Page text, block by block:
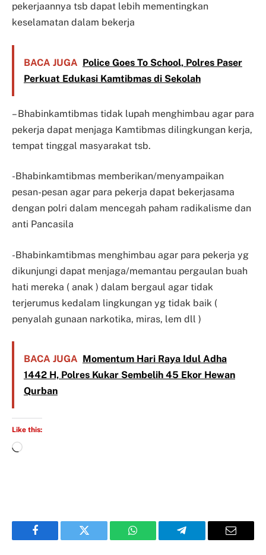
pekerjaannya tsb dapat lebih mementingkan
keselamatan dalam bekerja
BACA JUGA Police Goes To School, Polres Paser
Perkuat Edukasi Kamtibmas di Sekolah
– Bhabinkamtibmas tidak lupah menghimbau agar para
pekerja dapat menjaga Kamtibmas dilingkungan kerja,
tempat tinggal masyarakat tsb.
-Bhabinkamtibmas memberikan/menyampaikan
pesan-pesan agar para pekerja dapat bekerjasama
dengan polri dalam mencegah paham radikalisme dan
anti Pancasila
-Bhabinkamtibmas menghimbau agar para pekerja yg
dikunjungi dapat menjaga/memantau pergaulan buah
hati mereka ( anak ) dalam bergaul agar tidak
terjerumus kedalam lingkungan yg tidak baik (
penyalah gunaan narkotika, miras, lem dll )
BACA JUGA Momentum Hari Raya Idul Adha
1442 H, Polres Kukar Sembelih 45 Ekor Hewan
Qurban
Like this:
Facebook Twitter WhatsApp Telegram Email